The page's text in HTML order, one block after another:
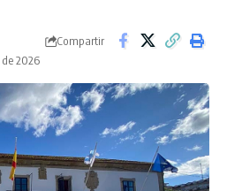
de 2026
Compartir